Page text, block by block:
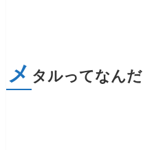
メ タルってなんだ